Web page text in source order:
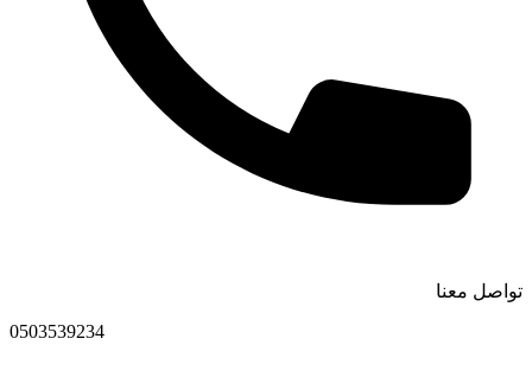
تواصل معنا
0503539234